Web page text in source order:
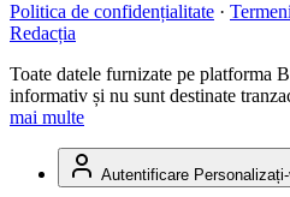
Politica de confidențialitate ·
Redacția
Toate datele furnizate pe platforma
informativ și nu sunt destinate
mai multe
Autentificare